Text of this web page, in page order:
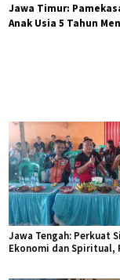
Jawa Timur:
Anak Usia 5 Tahun
Jawa Tengah: Perkuat
Ekonomi dan Spiritual,